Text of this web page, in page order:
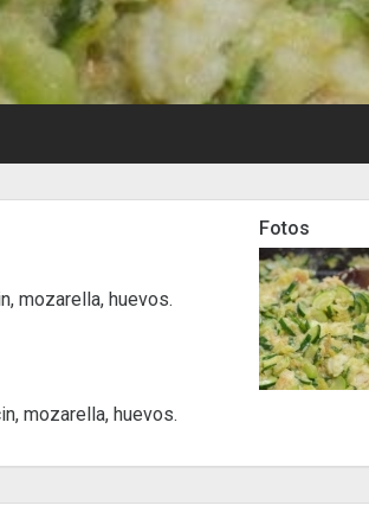
mozarella, huevos.
mozarella, huevos.
Fotos